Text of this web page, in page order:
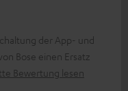
der App- und
Bose einen Ersatz
Bewertung lesen